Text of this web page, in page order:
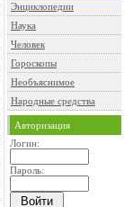
Энциклопедии
Наука
Человек
Гороскопы
Необъяснимое
Народные средства
Авторизация
Логин:
Пароль: